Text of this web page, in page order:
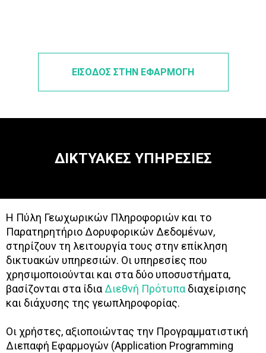
ΕΙΣΟΔΟΣ ΣΤΗΝ ΕΦΑΡΜΟΓΗ
ΔΙΚΤΥΑΚΕΣ ΥΠΗΡΕΣΙΕΣ
Η Πύλη Γεωχωρικών Πληροφοριών και το
Παρατηρητήριο Δορυφορικών Δεδομένων,
στηρίζουν τη λειτουργία τους στην επίκληση
δικτυακών υπηρεσιών. Οι υπηρεσίες που
χρησιμοποιούνται και στα δύο υποσυστήματα,
βασίζονται στα ίδια Διεθνή Πρότυπα διαχείρισης
και διάχυσης της γεωπληροφορίας.
Οι χρήστες, αξιοποιώντας την Προγραμματιστική
Διεπαφή Εφαρμογών (Application Programming